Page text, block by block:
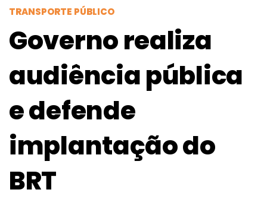
TRANSPORTE PÚBLICO
Governo realiza
audiência pública
e defende
implantação do
BRT